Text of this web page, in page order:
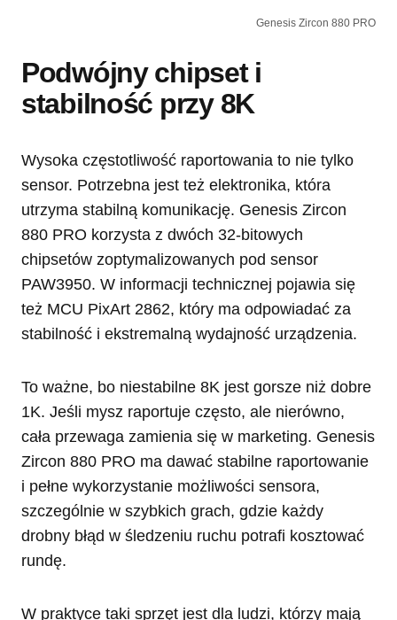
Genesis Zircon 880 PRO
Podwójny chipset i
stabilność przy 8K
Wysoka częstotliwość raportowania to nie tylko
sensor. Potrzebna jest też elektronika, która
utrzyma stabilną komunikację. Genesis Zircon
880 PRO korzysta z dwóch 32-bitowych
chipsetów zoptymalizowanych pod sensor
PAW3950. W informacji technicznej pojawia się
też MCU PixArt 2862, który ma odpowiadać za
stabilność i ekstremalną wydajność urządzenia.
To ważne, bo niestabilne 8K jest gorsze niż dobre
1K. Jeśli mysz raportuje często, ale nierówno,
cała przewaga zamienia się w marketing. Genesis
Zircon 880 PRO ma dawać stabilne raportowanie
i pełne wykorzystanie możliwości sensora,
szczególnie w szybkich grach, gdzie każdy
drobny błąd w śledzeniu ruchu potrafi kosztować
rundę.
W praktyce taki sprzęt jest dla ludzi, którzy mają